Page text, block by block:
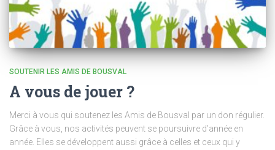
SOUTENIR LES AMIS DE BOUSVAL
A vous de jouer ?
Merci à vous qui soutenez les Amis de Bousval par un don régulier.
Grâce à vous, nos activités peuvent se poursuivre d’année en
année. Elles se développent aussi grâce à celles et ceux qui y